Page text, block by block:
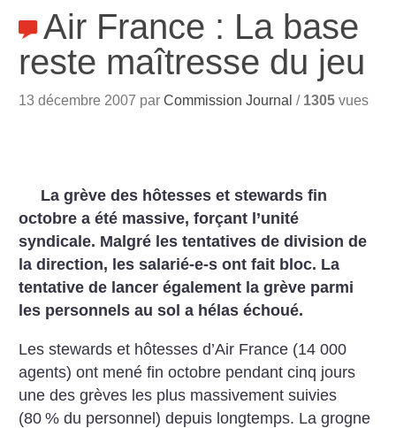
Air France : La base
reste maîtresse du jeu
13 décembre 2007 parCommission Journal / 1305 vues
La grève des hôtesses et stewards fin
octobre a été massive, forçant l’unité
syndicale. Malgré les tentatives de division de
la direction, les salarié-e-s ont fait bloc. La
tentative de lancer également la grève parmi
les personnels au sol a hélas échoué.
Les stewards et hôtesses d’Air France (14 000
agents) ont mené fin octobre pendant cinq jours
une des grèves les plus massivement suivies
(80 % du personnel) depuis longtemps. La grogne